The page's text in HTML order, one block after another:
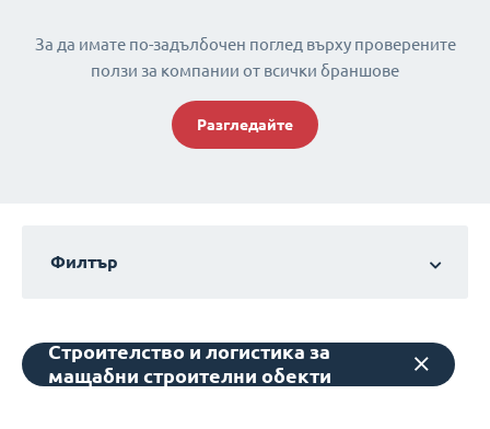
За да имате по-задълбочен поглед върху проверените
ползи за компании от всички браншове
Разгледайте
Филтър
Строителство и логистика за
мащабни строителни обекти